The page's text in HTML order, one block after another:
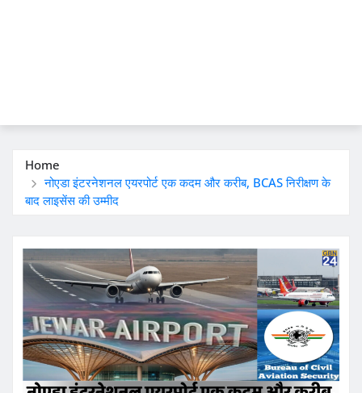
Home
नोएडा इंटरनेशनल एयरपोर्ट एक कदम और करीब, BCAS निरीक्षण के
बाद लाइसेंस की उम्मीद